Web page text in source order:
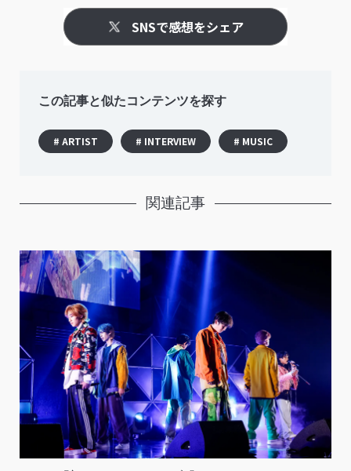
SNSで感想をシェア
この記事と似たコンテンツを探す
# ARTIST # INTERVIEW # MUSIC
関連記事